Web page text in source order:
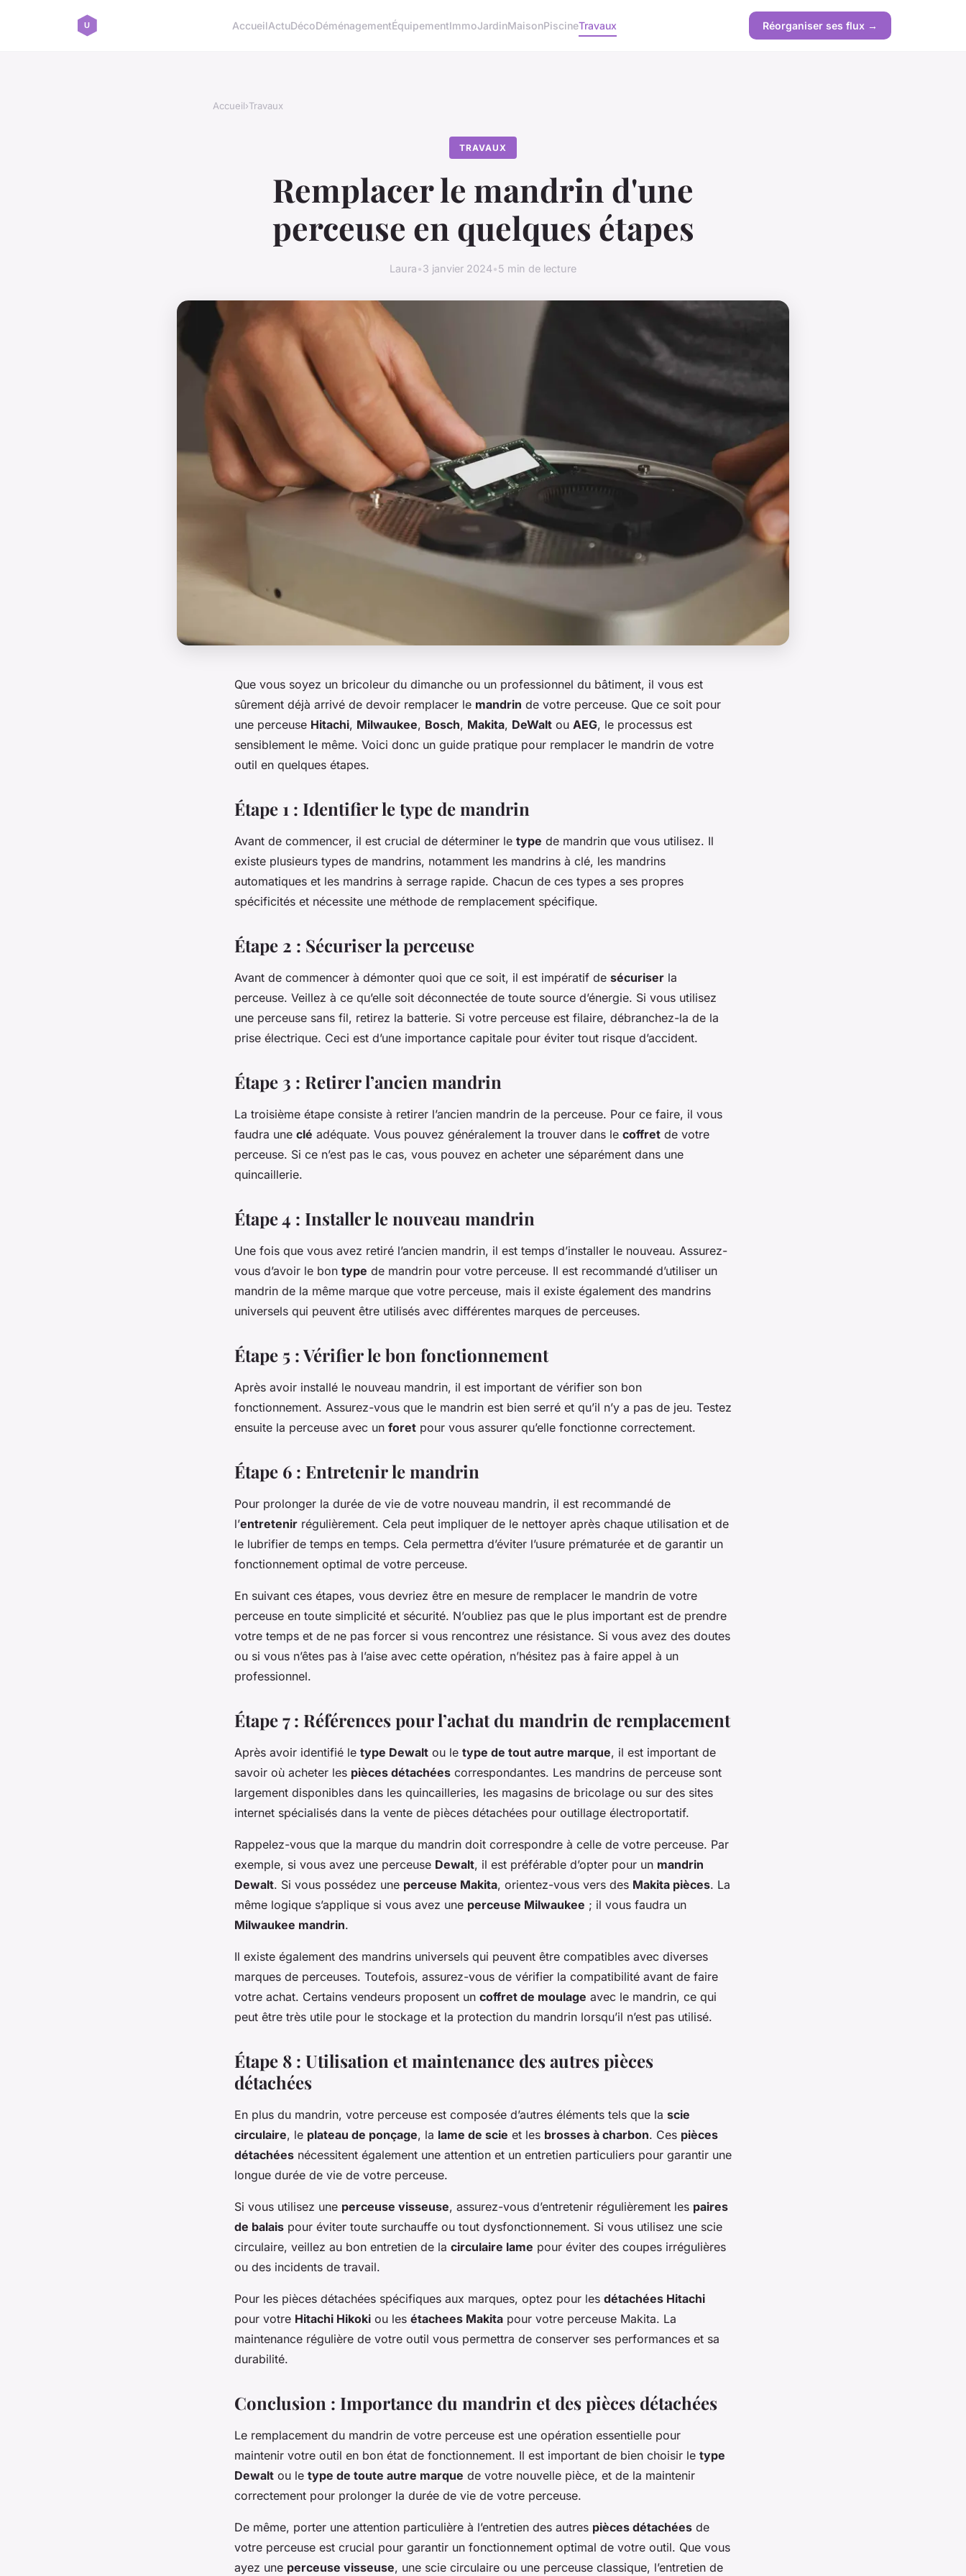
AccueilActuDécoDéménagementÉquipementImmoJardinMaisonPiscineTravaux Réorganiser ses flux →
Accueil›Travaux
TRAVAUX
Remplacer le mandrin d'une
perceuse en quelques étapes
Laura•3 janvier 2024•5 min de lecture
Que vous soyez un bricoleur du dimanche ou un professionnel du bâtiment, il vous est
sûrement déjà arrivé de devoir remplacer le mandrin de votre perceuse. Que ce soit pour
une perceuse Hitachi, Milwaukee, Bosch, Makita, DeWalt ou AEG, le processus est
sensiblement le même. Voici donc un guide pratique pour remplacer le mandrin de votre
outil en quelques étapes.
Étape 1 : Identifier le type de mandrin
Avant de commencer, il est crucial de déterminer le type de mandrin que vous utilisez. Il
existe plusieurs types de mandrins, notamment les mandrins à clé, les mandrins
automatiques et les mandrins à serrage rapide. Chacun de ces types a ses propres
spécificités et nécessite une méthode de remplacement spécifique.
Étape 2 : Sécuriser la perceuse
Avant de commencer à démonter quoi que ce soit, il est impératif de sécuriser la
perceuse. Veillez à ce qu’elle soit déconnectée de toute source d’énergie. Si vous utilisez
une perceuse sans fil, retirez la batterie. Si votre perceuse est filaire, débranchez-la de la
prise électrique. Ceci est d’une importance capitale pour éviter tout risque d’accident.
Étape 3 : Retirer l’ancien mandrin
La troisième étape consiste à retirer l’ancien mandrin de la perceuse. Pour ce faire, il vous
faudra une clé adéquate. Vous pouvez généralement la trouver dans le coffret de votre
perceuse. Si ce n’est pas le cas, vous pouvez en acheter une séparément dans une
quincaillerie.
Étape 4 : Installer le nouveau mandrin
Une fois que vous avez retiré l’ancien mandrin, il est temps d’installer le nouveau. Assurez-
vous d’avoir le bon type de mandrin pour votre perceuse. Il est recommandé d’utiliser un
mandrin de la même marque que votre perceuse, mais il existe également des mandrins
universels qui peuvent être utilisés avec différentes marques de perceuses.
Étape 5 : Vérifier le bon fonctionnement
Après avoir installé le nouveau mandrin, il est important de vérifier son bon
fonctionnement. Assurez-vous que le mandrin est bien serré et qu’il n’y a pas de jeu. Testez
ensuite la perceuse avec un foret pour vous assurer qu’elle fonctionne correctement.
Étape 6 : Entretenir le mandrin
Pour prolonger la durée de vie de votre nouveau mandrin, il est recommandé de
l’entretenir régulièrement. Cela peut impliquer de le nettoyer après chaque utilisation et de
le lubrifier de temps en temps. Cela permettra d’éviter l’usure prématurée et de garantir un
fonctionnement optimal de votre perceuse.
En suivant ces étapes, vous devriez être en mesure de remplacer le mandrin de votre
perceuse en toute simplicité et sécurité. N’oubliez pas que le plus important est de prendre
votre temps et de ne pas forcer si vous rencontrez une résistance. Si vous avez des doutes
ou si vous n’êtes pas à l’aise avec cette opération, n’hésitez pas à faire appel à un
professionnel.
Étape 7 : Références pour l’achat du mandrin de remplacement
Après avoir identifié le type Dewalt ou le type de tout autre marque, il est important de
savoir où acheter les pièces détachées correspondantes. Les mandrins de perceuse sont
largement disponibles dans les quincailleries, les magasins de bricolage ou sur des sites
internet spécialisés dans la vente de pièces détachées pour outillage électroportatif.
Rappelez-vous que la marque du mandrin doit correspondre à celle de votre perceuse. Par
exemple, si vous avez une perceuse Dewalt, il est préférable d’opter pour un mandrin
Dewalt. Si vous possédez une perceuse Makita, orientez-vous vers des Makita pièces. La
même logique s’applique si vous avez une perceuse Milwaukee ; il vous faudra un
Milwaukee mandrin.
Il existe également des mandrins universels qui peuvent être compatibles avec diverses
marques de perceuses. Toutefois, assurez-vous de vérifier la compatibilité avant de faire
votre achat. Certains vendeurs proposent un coffret de moulage avec le mandrin, ce qui
peut être très utile pour le stockage et la protection du mandrin lorsqu’il n’est pas utilisé.
Étape 8 : Utilisation et maintenance des autres pièces
détachées
En plus du mandrin, votre perceuse est composée d’autres éléments tels que la scie
circulaire, le plateau de ponçage, la lame de scie et les brosses à charbon. Ces pièces
détachées nécessitent également une attention et un entretien particuliers pour garantir une
longue durée de vie de votre perceuse.
Si vous utilisez une perceuse visseuse, assurez-vous d’entretenir régulièrement les paires
de balais pour éviter toute surchauffe ou tout dysfonctionnement. Si vous utilisez une scie
circulaire, veillez au bon entretien de la circulaire lame pour éviter des coupes irrégulières
ou des incidents de travail.
Pour les pièces détachées spécifiques aux marques, optez pour les détachées Hitachi
pour votre Hitachi Hikoki ou les étachees Makita pour votre perceuse Makita. La
maintenance régulière de votre outil vous permettra de conserver ses performances et sa
durabilité.
Conclusion : Importance du mandrin et des pièces détachées
Le remplacement du mandrin de votre perceuse est une opération essentielle pour
maintenir votre outil en bon état de fonctionnement. Il est important de bien choisir le type
Dewalt ou le type de toute autre marque de votre nouvelle pièce, et de la maintenir
correctement pour prolonger la durée de vie de votre perceuse.
De même, porter une attention particulière à l’entretien des autres pièces détachées de
votre perceuse est crucial pour garantir un fonctionnement optimal de votre outil. Que vous
ayez une perceuse visseuse, une scie circulaire ou une perceuse classique, l’entretien de